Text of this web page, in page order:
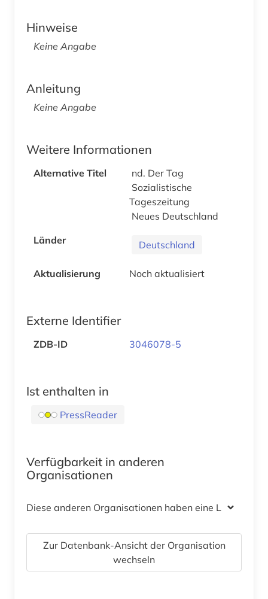
Hinweise
Keine Angabe
Anleitung
Keine Angabe
Weitere Informationen
Alternative Titel
nd. Der Tag
Sozialistische
Tageszeitung
Neues Deutschland
Länder
Deutschland
Aktualisierung Noch aktualisiert
Externe Identifier
ZDB-ID 3046078-5
Ist enthalten in
PressReader
Verfügbarkeit in anderen
Organisationen
Diese anderen Organisationen haben eine Lizenz
Zur Datenbank-Ansicht der Organisation
wechseln